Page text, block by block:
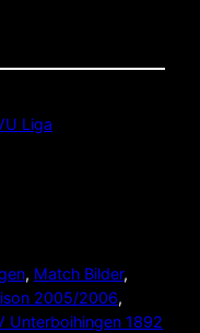
Liga
, Match Bilder
2005/2006
Unterboihingen 1892